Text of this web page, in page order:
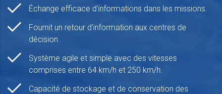
Échange efficace d'informations dans les missions.
Fournit un retour d'information aux centres de
décision.
Système agile et simple avec des vitesses
comprises entre 64 km/h et 250 km/h.
Capacité de stockage et de conservation des